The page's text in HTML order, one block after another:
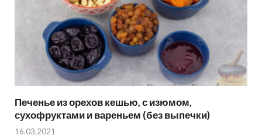
Печенье из орехов кешью, с изюмом,
сухофруктами и вареньем (без выпечки)
16.03.2021